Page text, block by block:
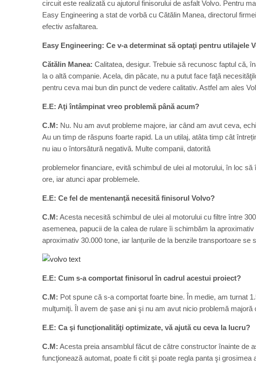
circuit este realizată cu ajutorul finisorului de asfalt Volvo. Pentru
Easy Engineering a stat de vorbă cu Cătălin Manea, directorul
efectiv asfaltarea.
Easy Engineering: Ce v-a determinat să optaţi pentru utilajele
Cătălin Manea: Calitatea, desigur. Trebuie să recunosc faptul că,
la o altă companie. Acela, din păcate, nu a putut face faţă
pentru ceva mai bun din punct de vedere calitativ. Astfel am ales
E.E: Aţi întâmpinat vreo problemă până acum?
C.M: Nu. Nu am avut probleme majore, iar când am avut ceva,
Au un timp de răspuns foarte rapid. La un utilaj, atâta timp cât
nu iau o întorsătură negativă. Multe companii, datorită
problemelor financiare, evită schimbul de ulei al motorului, în loc
ore, iar atunci apar problemele.
E.E: Ce fel de mentenanţă necesită finisorul Volvo?
C.M: Acesta necesită schimbul de ulei al motorului cu filtre între
asemenea, papucii de la calea de rulare îi schimbăm la
aproximativ 30.000 tone, iar lanțurile de la benzile transportoare se
E.E: Cum s-a comportat finisorul în cadrul acestui proiect?
C.M: Pot spune că s-a comportat foarte bine. În medie, am turnat
mulţumiţi. Îl avem de şase ani şi nu am avut nicio problemă
E.E: Ca şi funcţionalităţi optimizate, vă ajută cu ceva la lucru?
C.M: Acesta preia ansamblul făcut de către constructor înainte de
funcţionează automat, poate fi citit şi poate regla panta şi